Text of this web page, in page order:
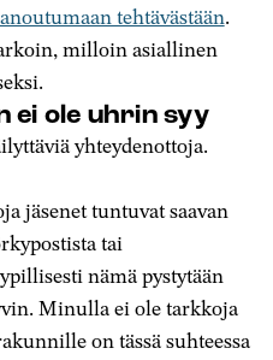
tehtävästään.
milloin asiallinen
ei ole uhrin syy
yhteydenottoja.
jäsenet tuntuvat saavan
tai
nämä pystytään
Minulla ei ole tarkkoja
on tässä suhteessa